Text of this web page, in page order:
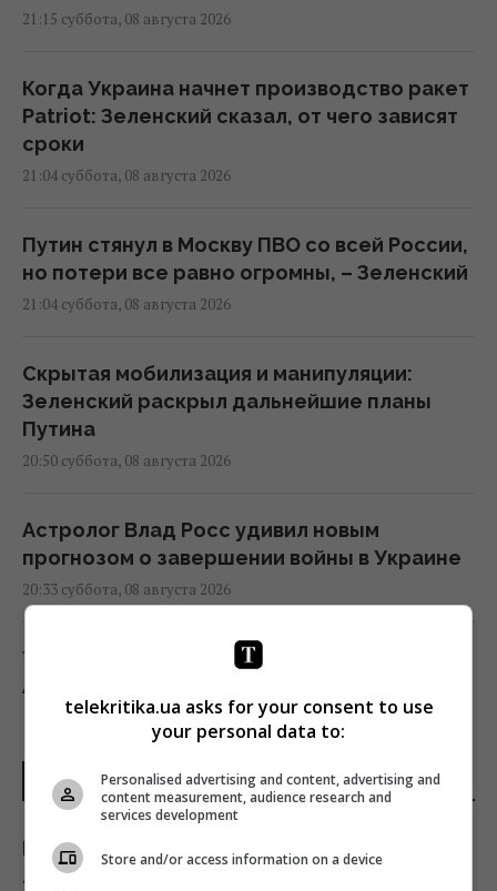
21:15 суббота, 08 августа 2026
Когда Украина начнет производство ракет
Patriot: Зеленский сказал, от чего зависят
сроки
21:04 суббота, 08 августа 2026
Путин стянул в Москву ПВО со всей России,
но потери все равно огромны, – Зеленский
21:04 суббота, 08 августа 2026
Скрытая мобилизация и манипуляции:
Зеленский раскрыл дальнейшие планы
Путина
20:50 суббота, 08 августа 2026
Астролог Влад Росс удивил новым
прогнозом о завершении войны в Украине
20:33 суббота, 08 августа 2026
Украина приобрела у Турции партию ракет
ATACMS и гусеничные версии "Хаймарсов"
20:30 суббота, 08 августа 2026
Лев Тарас, которого спасли от войны в
Украине, тяжело заболел
20:13 суббота, 08 августа 2026
ПОСЛЕДНИЕ НОВОСТИ
Полки в супермаркетах опустели: грозит
ли Украине дефицит продуктов и скачок
telekritika.ua asks for your consent to use
your personal data to:
Personalised advertising and content, advertising and
content measurement, audience research and
services development
Store and/or access information on a device